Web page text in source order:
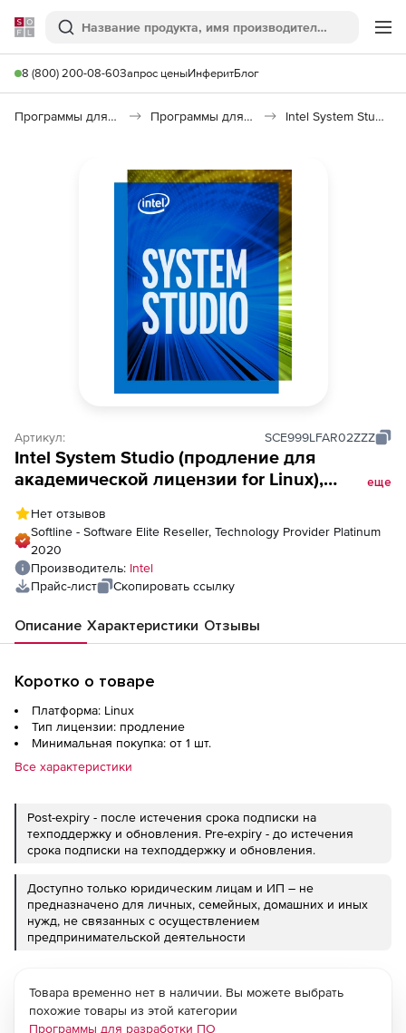
Softline
Поиск
8 (800) 200-08-60Запрос ценыИнферитБлог
Программы для программирования Программы для разработки ПО Intel System Studio 2019
Артикул: SCE999LFAR02ZZZ
Intel System Studio (продление для
академической лицензии for Linux),
еще
Нет отзывов
Softline - Software Elite Reseller, Technology Provider Platinum
2020
Производитель: Intel
Прайс-лист
Скопировать ссылку
Описание Характеристики Отзывы
Коротко о товаре
Платформа: Linux
Тип лицензии: продление
Минимальная покупка: от 1 шт.
Все характеристики
Post-expiry - после истечения срока подписки на
техподдержку и обновления. Pre-expiry - до истечения
срока подписки на техподдержку и обновления.
Доступно только юридическим лицам и ИП – не
предназначено для личных, семейных, домашних и иных
нужд, не связанных с осуществлением
предпринимательской деятельности
Товара временно нет в наличии. Вы можете выбрать
похожие товары из этой категории
Программы для разработки ПО